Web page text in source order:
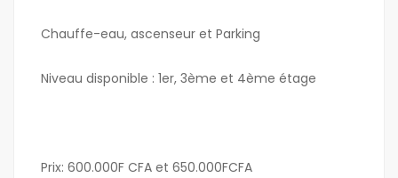
Chauffe-eau, ascenseur et Parking
Niveau disponible : 1er, 3ème et 4ème étage
Prix: 600.000F CFA et 650.000FCFA